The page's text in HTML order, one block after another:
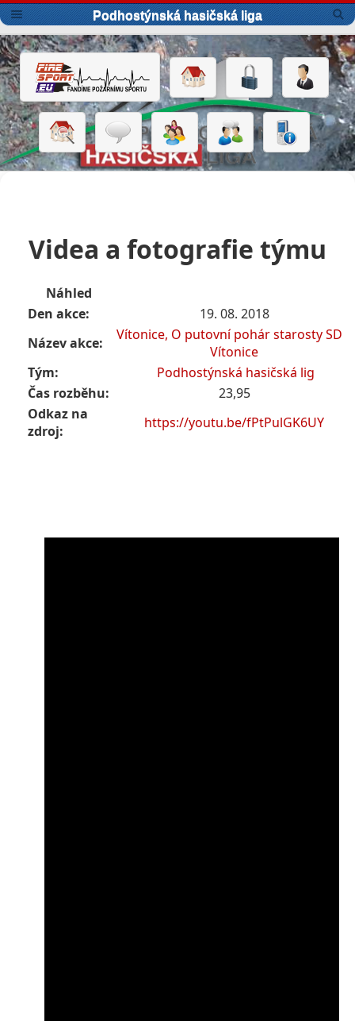
Podhostýnská hasičská liga
Videa a fotografie týmu
Náhled
Den akce:
19. 08. 2018
Název akce:
Vítonice, O putovní pohár starosty SDH
Vítonice
Tým:
Podhostýnská hasičská lig
Čas rozběhu:
23,95
Odkaz na
zdroj:
https://youtu.be/fPtPulGK6UY